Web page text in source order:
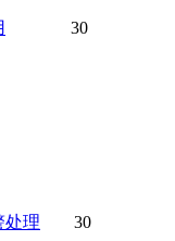
30
处理 30